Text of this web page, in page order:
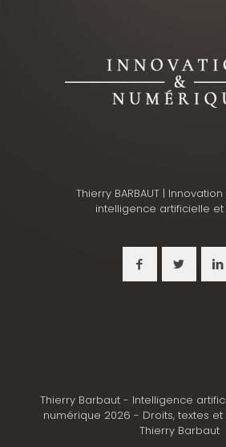
Thierry BARBAUT |
intelligence artificielle et
Thierry Barbaut - Intelligence
numérique 2026 - Droits, textes
Thierry Barbaut